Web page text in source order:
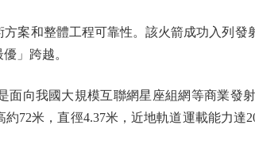
和整體工程可靠性。該火箭成功入列發
」跨越。
向我國大規模互聯網星座組網等商業發
72米，直徑4.37米，近地軌道運載能力